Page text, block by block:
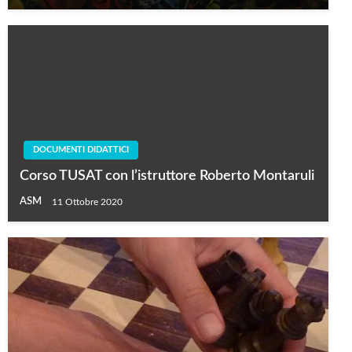
DOCUMENTI DIDATTICI
Corso TUSAT con l’istruttore Roberto Montaruli
ASM 11 Ottobre 2020